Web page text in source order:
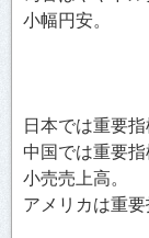
小幅円安。
日本では重要
中国では重要
小売売上高。
アメリカは重要